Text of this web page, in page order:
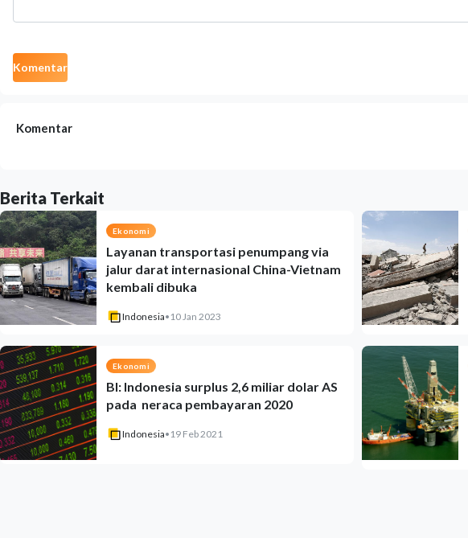
Komentar
Komentar
Berita Terkait
Ekonomi
Layanan transportasi penumpang via
jalur darat internasional China-Vietnam
kembali dibuka
Indonesia• 10 Jan 2023
Ekonomi
BI: Indonesia surplus 2,6 miliar dolar AS
pada neraca pembayaran 2020
Indonesia• 19 Feb 2021